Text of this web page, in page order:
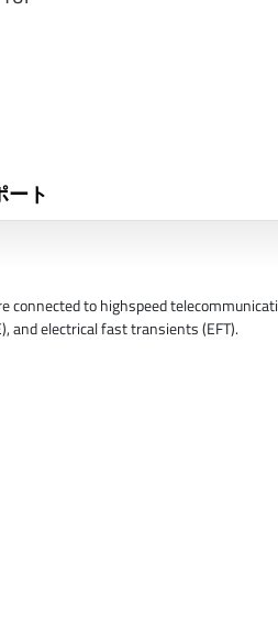
ート
connected to highspeed
and electrical fast transients (EFT).